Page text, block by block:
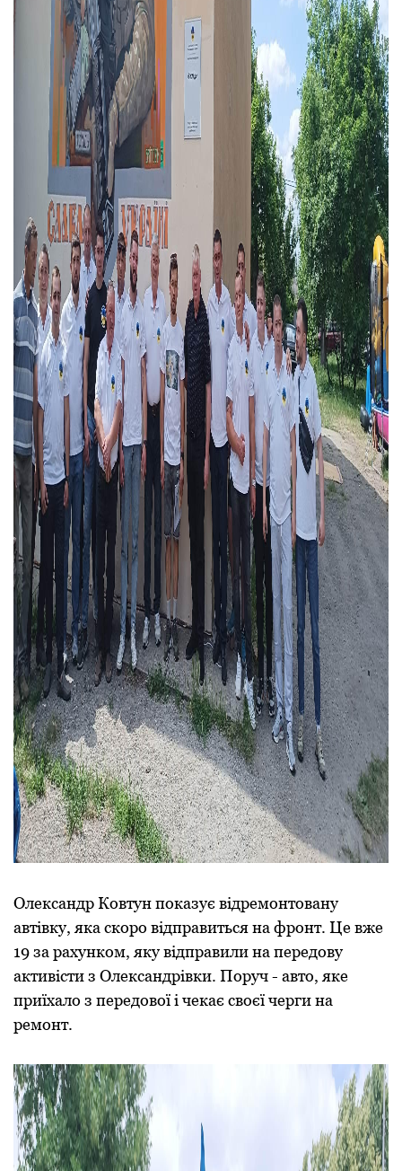
Олександр Ковтун показує відремонтовану
автівку, яка скоро відправиться на фронт. Це вже
19 за рахунком, яку відправили на передову
активісти з Олександрівки. Поруч - авто, яке
приїхало з передової і чекає своєї черги на
ремонт.